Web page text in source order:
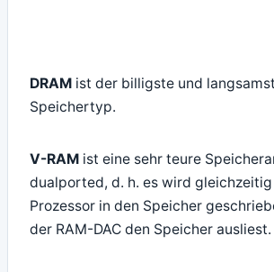
DRAM ist der billigste und
Speichertyp.
V-RAM ist eine sehr teure
dualported, d. h. es wird
Prozessor in den Speicher
der RAM-DAC den Speicher ausliest.